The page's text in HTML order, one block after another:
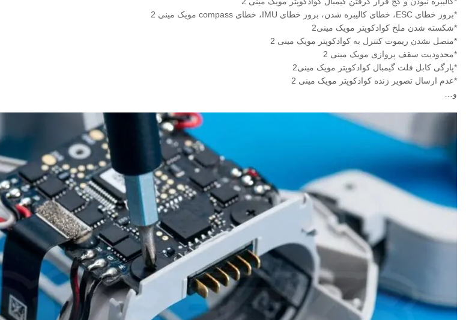
*بروز خطای ESC، خطای کالیبره شدن، بروز خطای IMU، خطای compass مویک مینی 2
*شکسته شدن ملخ کوادکوپتر مویک مینی2
*متصل نشدن ریموت کنترل به کوادکوپتر مویک مینی 2
*محدودیت سقف پروازی مویک مینی 2
*پارگی کابل فلت گیمبال کوادکوپتر مویک مینی2
*عدم ارسال تصویر زنده کوادکوپتر مویک مینی 2
و…